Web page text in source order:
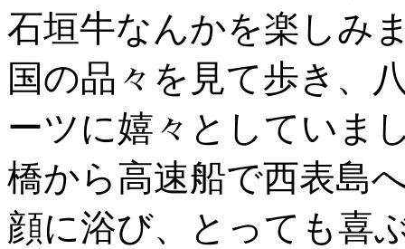
石垣牛なんかを楽しみ
国の品々を見て歩き、
ーツに嬉々としていま
橋から高速船で西表島
顔に浴び、とっても喜